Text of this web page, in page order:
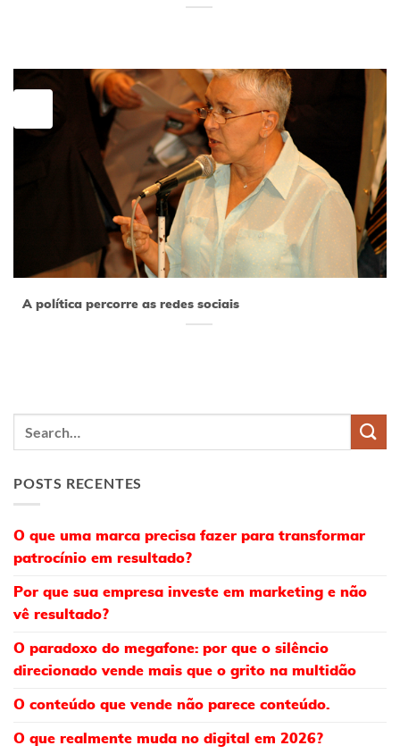
A política percorre as redes sociais
POSTS RECENTES
O que uma marca precisa fazer para transformar
patrocínio em resultado?
Por que sua empresa investe em marketing e não
vê resultado?
O paradoxo do megafone: por que o silêncio
direcionado vende mais que o grito na multidão
O conteúdo que vende não parece conteúdo.
O que realmente muda no digital em 2026?